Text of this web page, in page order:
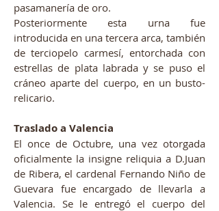
pasamanería de oro.
Posteriormente esta urna fue
introducida en una tercera arca, también
de terciopelo carmesí, entorchada con
estrellas de plata labrada y se puso el
cráneo aparte del cuerpo, en un busto-
relicario.
Traslado a Valencia
El once de Octubre, una vez otorgada
oficialmente la insigne reliquia a D.Juan
de Ribera, el cardenal Fernando Niño de
Guevara fue encargado de llevarla a
Valencia. Se le entregó el cuerpo del